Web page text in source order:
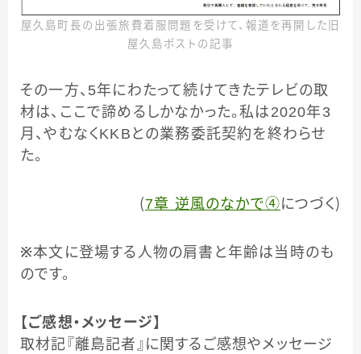
屋久島町長の出張旅費着服問題を受けて、報道を再開した旧
屋久島ポストの記事
その一方、5年にわたって続けてきたテレビの取
材は、ここで諦めるしかなかった。私は2020年3
月、やむなくKKBとの業務委託契約を終わらせ
た。
（7章 逆風のなかで④につづく）
※本文に登場する人物の肩書と年齢は当時のも
のです。
【ご感想・メッセージ】
取材記『離島記者』に関するご感想やメッセージ